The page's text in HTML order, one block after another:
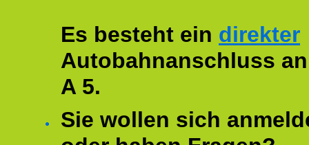
Es besteht ein direkter
Autobahnanschluss
A 5.
Sie wollen sich